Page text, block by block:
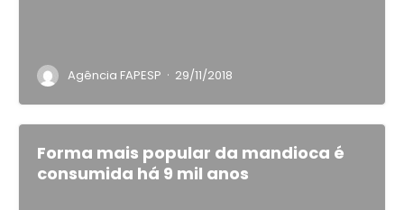
Agência FAPESP · 29/11/2018
Forma mais popular da mandioca é
consumida há 9 mil anos